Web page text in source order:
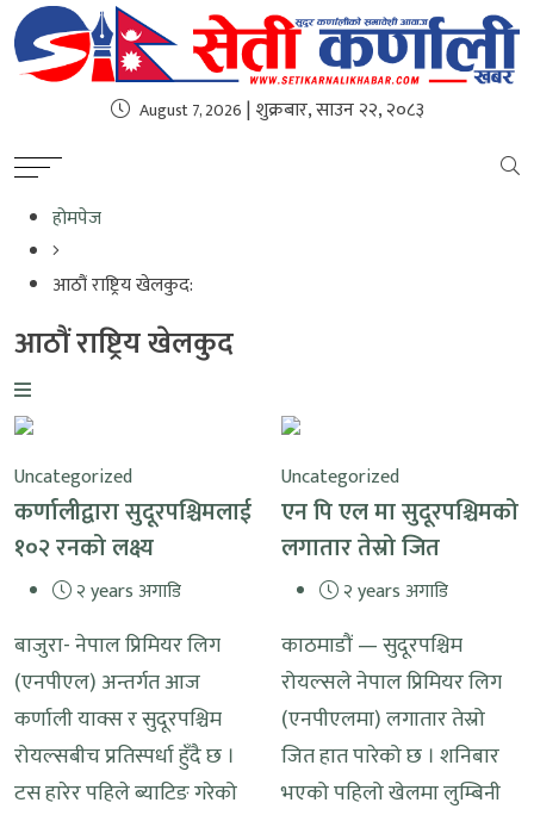
August 7, 2026 | शुक्रबार, साउन २२, २०८३
होमपेज
आठौं राष्ट्रिय खेलकुद:
आठौं राष्ट्रिय खेलकुद
Uncategorized
कर्णालीद्वारा सुदूरपश्चिमलाई
१०२ रनको लक्ष्य
२ years अगाडि
बाजुरा- नेपाल प्रिमियर लिग
(एनपीएल) अन्तर्गत आज
कर्णाली याक्स र सुदूरपश्चिम
रोयल्सबीच प्रतिस्पर्धा हुँदै छ ।
टस हारेर पहिले ब्याटिङ गरेको
Uncategorized
एन पि एल मा सुदूरपश्चिमको
लगातार तेस्रो जित
२ years अगाडि
काठमाडौं — सुदूरपश्चिम
रोयल्सले नेपाल प्रिमियर लिग
(एनपीएलमा) लगातार तेस्रो
जित हात पारेको छ । शनिबार
भएको पहिलो खेलमा लुम्बिनी